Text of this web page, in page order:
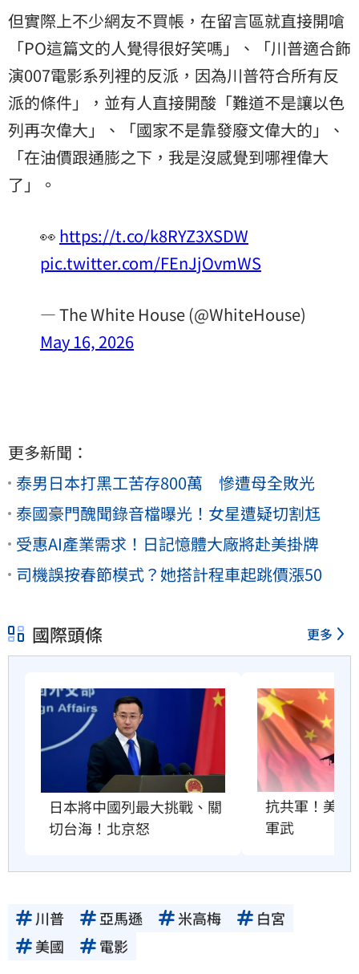
但實際上不少網友不買帳，在留言區就直接開嗆
「PO這篇文的人覺得很好笑嗎」、「川普適合飾
演007電影系列裡的反派，因為川普符合所有反
派的條件」，並有人直接開酸「難道不是讓以色
列再次偉大」、「國家不是靠發廢文偉大的」、
「在油價跟通膨之下，我是沒感覺到哪裡偉大
了」。
👀 https://t.co/k8RYZ3XSDW
pic.twitter.com/FEnJjOvmWS
— The White House (@WhiteHouse)
May 16, 2026
更多新聞：
泰男日本打黑工苦存800萬 慘遭母全敗光
泰國豪門醜聞錄音檔曝光！女星遭疑切割尪
受惠AI產業需求！日記憶體大廠將赴美掛牌
司機誤按春節模式？她搭計程車起跳價漲50
國際頭條 更多
日本將中國列最大挑戰、關
切台海！北京怒
抗共軍！美國
軍武
川普 亞馬遜 米高梅
白宮
美國
電影